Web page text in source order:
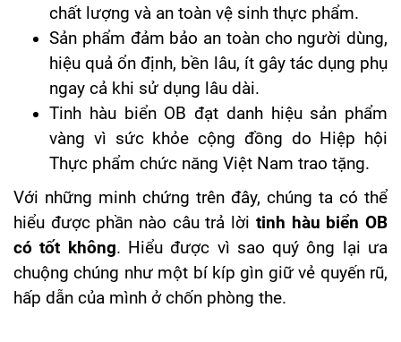
chất lượng và an toàn vệ sinh thực phẩm.
Sản phẩm đảm bảo an toàn cho người dùng,
hiệu quả ổn định, bền lâu, ít gây tác dụng phụ
ngay cả khi sử dụng lâu dài.
Tinh hàu biển OB đạt danh hiệu sản phẩm
vàng vì sức khỏe cộng đồng do Hiệp hội
Thực phẩm chức năng Việt Nam trao tặng.
Với những minh chứng trên đây, chúng ta có thể
hiểu được phần nào câu trả lời tinh hàu biển OB
có tốt không. Hiểu được vì sao quý ông lại ưa
chuộng chúng như một bí kíp gìn giữ vẻ quyến rũ,
hấp dẫn của mình ở chốn phòng the.